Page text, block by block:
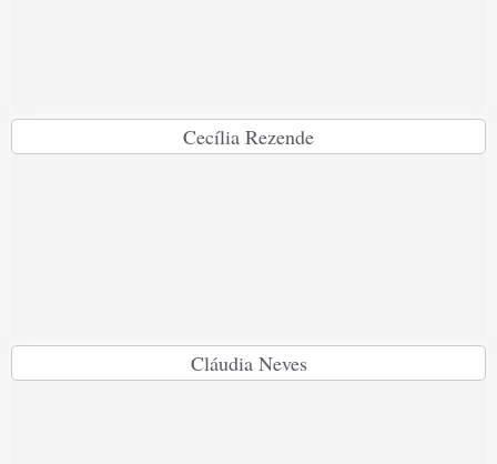
Cecília Rezende
Cláudia Neves